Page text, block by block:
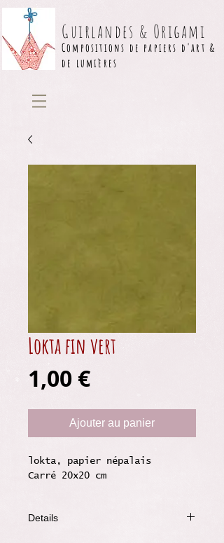
Guirlandes & Origami
Compositions de papiers d'art &
de lumières
Lokta fin vert
1,00 €Prix
Ajouter au panier
lokta, papier népalais
Carré 20x20 cm
Details